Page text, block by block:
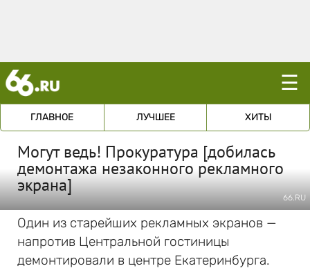
☰
ГЛАВНОЕ ЛУЧШЕЕ ХИТЫ
Могут ведь! Прокуратура [добилась
демонтажа незаконного рекламного
экрана]
66.RU
Один из старейших рекламных экранов —
напротив Центральной гостиницы
демонтировали в центре Екатеринбурга.